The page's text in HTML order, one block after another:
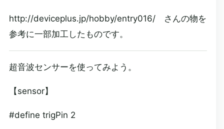
http://deviceplus.jp/hobby/entry016/ さんの物を
参考に一部加工したものです。
超音波センサーを使ってみよう。
【sensor】
#define trigPin 2